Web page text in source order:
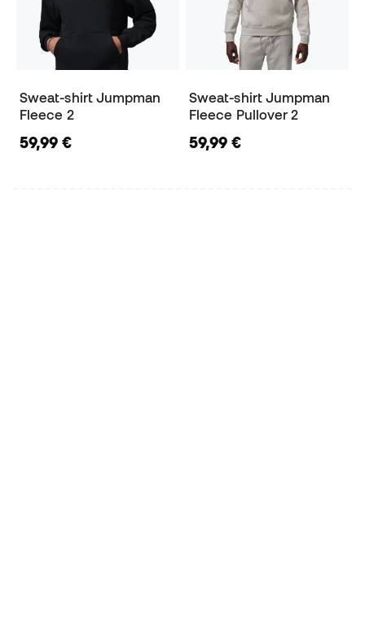
Sweat-shirt Jumpman
Fleece 2
59,99 €
Sweat-shirt Jumpman
Fleece Pullover 2
59,99 €